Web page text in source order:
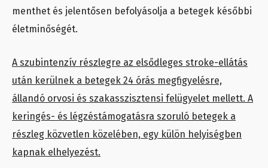
menthet és jelentősen befolyásolja a betegek későbbi
életminőségét.
A szubintenzív részlegre az elsődleges stroke-ellátás
után kerülnek a betegek 24 órás megfigyelésre,
állandó orvosi és szakasszisztensi felügyelet mellett. A
keringés- és légzéstámogatásra szoruló betegek a
részleg közvetlen közelében, egy külön helyiségben
kapnak elhelyezést.